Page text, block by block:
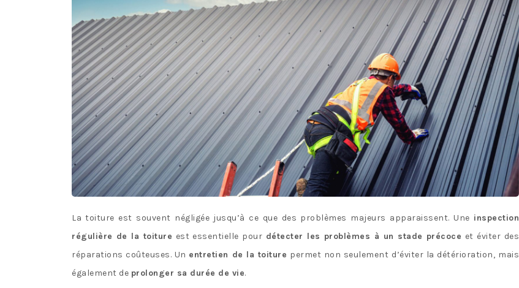
La toiture est souvent négligée jusqu’à ce que des problèmes majeurs apparaissent. Une inspection
régulière de la toiture est essentielle pour détecter les problèmes à un stade précoce et éviter des
réparations coûteuses. Un entretien de la toiture permet non seulement d’éviter la détérioration, mais
également de prolonger sa durée de vie.